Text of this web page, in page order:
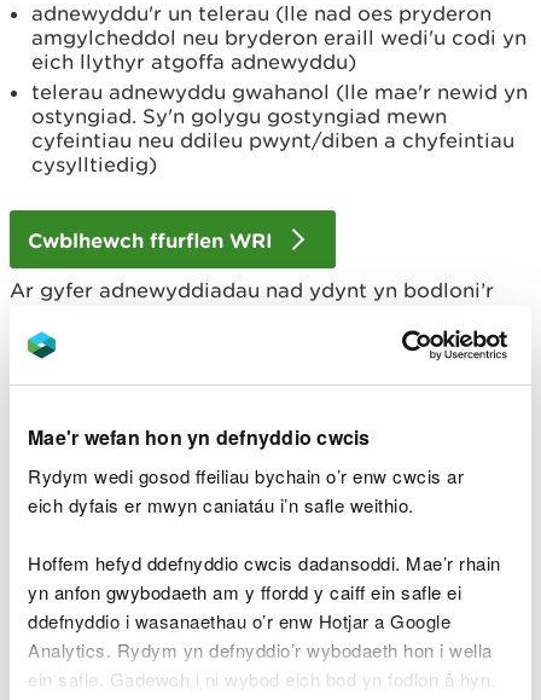
Mae'r wefan hon yn defnyddio cwcis
Rydym wedi gosod ffeiliau bychain o’r enw cwcis ar
eich dyfais er mwyn caniatáu i’n safle weithio.
Hoffem hefyd ddefnyddio cwcis dadansoddi. Mae’r rhain
yn anfon gwybodaeth am y ffordd y caiff ein safle ei
ddefnyddio i wasanaethau o’r enw Hotjar a Google
Analytics. Rydym yn defnyddio’r wybodaeth hon i wella
ein safle. Gadewch i ni wybod eich bod yn fodlon â hyn.
adnewyddu'r un telerau (lle nad oes pryderon
amgylcheddol neu bryderon eraill wedi'u codi yn
eich llythyr atgoffa adnewyddu)
telerau adnewyddu gwahanol (lle mae'r newid yn
ostyngiad. Sy'n golygu gostyngiad mewn
cyfeintiau neu ddileu pwynt/diben a chyfeintiau
cysylltiedig)
Cwblhewch ffurflen WRI
Ar gyfer adnewyddiadau nad ydynt yn bodloni’r
telerau gwahanol gyda chynnydd mewn niferoedd
codir yr un gyfradd am y rhain ag amrywiad
gael eu llenwi, gweler isod.
Amrywiad/adnewyddu
technegol
Unrhyw newidiadau i amodau'r drwydded nad
ydynt wedi'u rhestru uchod, gan gynnwys: